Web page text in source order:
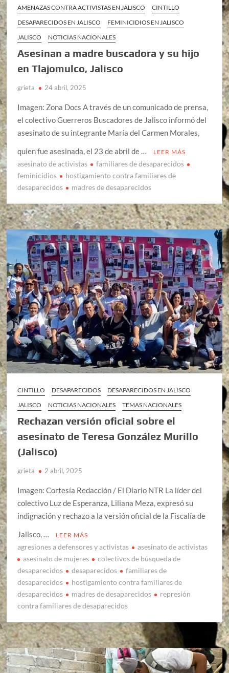
AMENAZAS CONTRA ACTIVISTAS EN JALISCO
CINTILLO
DESAPARECIDOS EN JALISCO
FEMINICIDIOS EN JALISCO
JALISCO
NOTICIAS NACIONALES
Asesinan a madre buscadora y su hijo
en Tlajomulco, Jalisco
grieta 24 abril, 2025
Imagen: Zona Docs A través de un comunicado de prensa,
el colectivo Guerreros Buscadores de Jalisco informó del
asesinato de su integrante María del Carmen Morales,
quien fue asesinada, el 23 de abril de …
LEER MÁS
asesinato de activistas
familiares de desaparecidos
feminicidios
hostigamiento contra familiares de
desaparecidos
madres de desaparecidos
CINTILLO DESAPARECIDOS
DESAPARECIDOS EN JALISCO
JALISCO
NOTICIAS NACIONALES TEMAS NACIONALES
Rechazan versión oficial sobre el
asesinato de Teresa González Murillo
(Jalisco)
grieta 2 abril, 2025
Imagen: Cortesía Redacción / El Diario NTR La líder del
colectivo Luz de Esperanza, Liliana Meza, expresó su
indignación y rechazo a la versión oficial de la Fiscalía de
Jalisco, …
LEER MÁS
agresiones a defensores y activistas
asesinato de activistas
asesinato de mujeres
colectivos de búsqueda de
desaparecidos
desaparecidos
familiares de
desaparecidos
hostigamiento contra familiares de
desaparecidos
madres de desaparecidos
represión
contra familiares de desaparecidos